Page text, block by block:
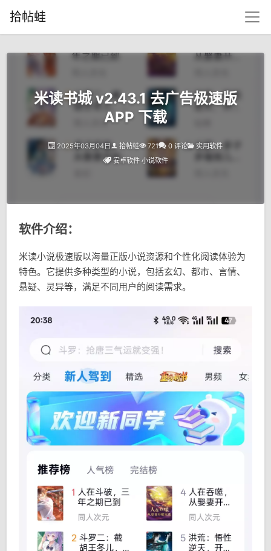
拾帖蛙
米读书城 v2.43.1 去广告极速版
APP 下载
2025年03月04日 拾帖蛙 721 0 评论
实用软件
安卓软件 小说软件
软件介绍：
米读小说极速版以海量正版小说资源和个性化阅读体验为
特色。它提供多种类型的小说，包括玄幻、都市、言情、
悬疑、灵异等，满足不同用户的阅读需求。